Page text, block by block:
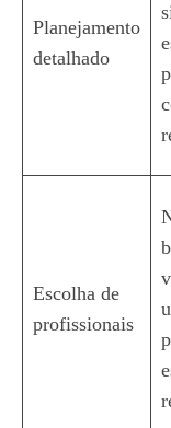
Planejamento
detalhado
Escolha de
profissionais